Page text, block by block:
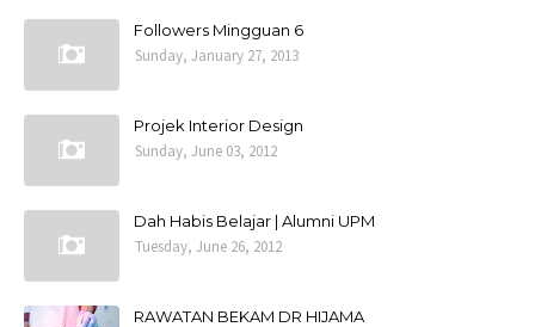
Followers Mingguan 6
Sunday, January 27, 2013
Projek Interior Design
Sunday, June 03, 2012
Dah Habis Belajar | Alumni UPM
Tuesday, June 26, 2012
RAWATAN BEKAM DR HIJAMA